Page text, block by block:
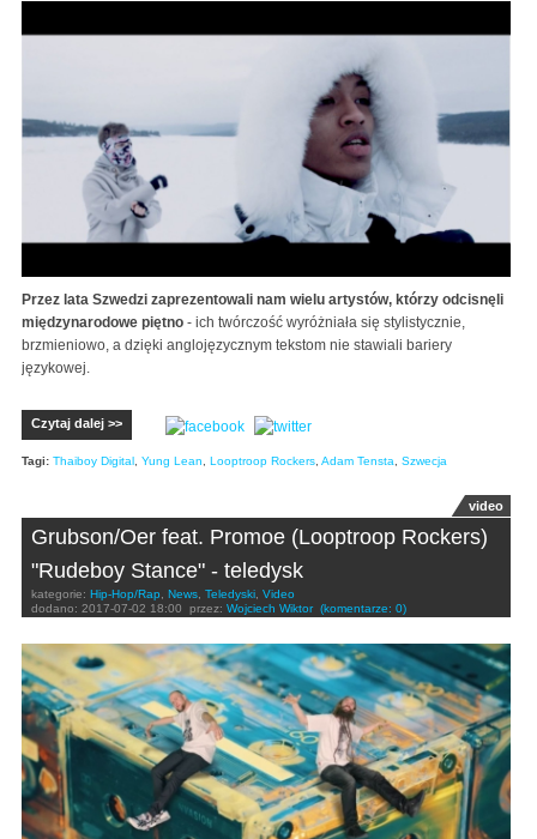
Przez lata Szwedzi zaprezentowali nam wielu artystów, którzy odcisnęli
międzynarodowe piętno - ich twórczość wyróżniała się stylistycznie,
brzmieniowo, a dzięki anglojęzycznym tekstom nie stawiali bariery
językowej.
Czytaj dalej >>
Tagi: Thaiboy Digital Yung Lean Looptroop Rockers Adam Tensta Szwecja
video
Grubson/Oer feat. Promoe (Looptroop Rockers)
"Rudeboy Stance" - teledysk
kategorie: Hip-Hop/Rap News Teledyski Video
dodano: 2017-07-02 18:00 przez: Wojciech Wiktor (komentarze: 0)